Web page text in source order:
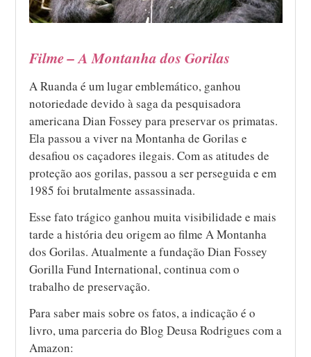
Filme – A Montanha dos Gorilas
A Ruanda é um lugar emblemático, ganhou
notoriedade devido à saga da pesquisadora
americana Dian Fossey para preservar os primatas.
Ela passou a viver na Montanha de Gorilas e
desafiou os caçadores ilegais. Com as atitudes de
proteção aos gorilas, passou a ser perseguida e em
1985 foi brutalmente assassinada.
Esse fato trágico ganhou muita visibilidade e mais
tarde a história deu origem ao filme A Montanha
dos Gorilas. Atualmente a fundação Dian Fossey
Gorilla Fund International, continua com o
trabalho de preservação.
Para saber mais sobre os fatos, a indicação é o
livro, uma parceria do Blog Deusa Rodrigues com a
Amazon: